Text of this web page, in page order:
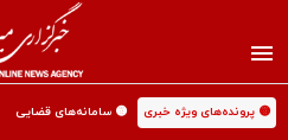
🟡 پرونده‌های ویژه خبری 🟡 سامانه‌های قضایی